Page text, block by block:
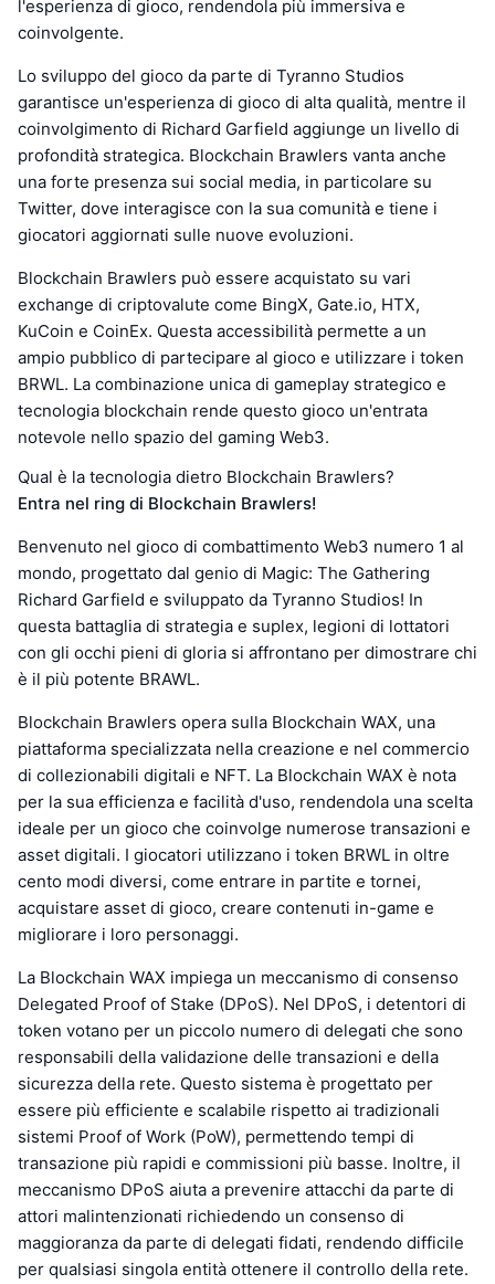
l'esperienza di gioco, rendendola più immersiva e
coinvolgente.
Lo sviluppo del gioco da parte di Tyranno Studios
garantisce un'esperienza di gioco di alta qualità, mentre il
coinvolgimento di Richard Garfield aggiunge un livello di
profondità strategica. Blockchain Brawlers vanta anche
una forte presenza sui social media, in particolare su
Twitter, dove interagisce con la sua comunità e tiene i
giocatori aggiornati sulle nuove evoluzioni.
Blockchain Brawlers può essere acquistato su vari
exchange di criptovalute come BingX, Gate.io, HTX,
KuCoin e CoinEx. Questa accessibilità permette a un
ampio pubblico di partecipare al gioco e utilizzare i token
BRWL. La combinazione unica di gameplay strategico e
tecnologia blockchain rende questo gioco un'entrata
notevole nello spazio del gaming Web3.
Qual è la tecnologia dietro Blockchain Brawlers?
Entra nel ring di Blockchain Brawlers!
Benvenuto nel gioco di combattimento Web3 numero 1 al
mondo, progettato dal genio di Magic: The Gathering
Richard Garfield e sviluppato da Tyranno Studios! In
questa battaglia di strategia e suplex, legioni di lottatori
con gli occhi pieni di gloria si affrontano per dimostrare chi
è il più potente BRAWL.
Blockchain Brawlers opera sulla Blockchain WAX, una
piattaforma specializzata nella creazione e nel commercio
di collezionabili digitali e NFT. La Blockchain WAX è nota
per la sua efficienza e facilità d'uso, rendendola una scelta
ideale per un gioco che coinvolge numerose transazioni e
asset digitali. I giocatori utilizzano i token BRWL in oltre
cento modi diversi, come entrare in partite e tornei,
acquistare asset di gioco, creare contenuti in-game e
migliorare i loro personaggi.
La Blockchain WAX impiega un meccanismo di consenso
Delegated Proof of Stake (DPoS). Nel DPoS, i detentori di
token votano per un piccolo numero di delegati che sono
responsabili della validazione delle transazioni e della
sicurezza della rete. Questo sistema è progettato per
essere più efficiente e scalabile rispetto ai tradizionali
sistemi Proof of Work (PoW), permettendo tempi di
transazione più rapidi e commissioni più basse. Inoltre, il
meccanismo DPoS aiuta a prevenire attacchi da parte di
attori malintenzionati richiedendo un consenso di
maggioranza da parte di delegati fidati, rendendo difficile
per qualsiasi singola entità ottenere il controllo della rete.